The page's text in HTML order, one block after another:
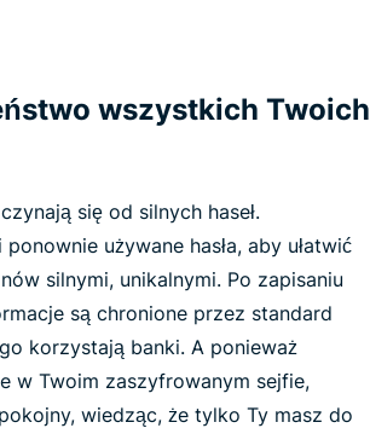
wszystkich Twoich
się od silnych haseł.
używane hasła, aby ułatwić
silnymi, unikalnymi. Po zapisaniu
są chronione przez standard
korzystają banki. A ponieważ
w Twoim zaszyfrowanym sejfie,
wiedząc, że tylko Ty masz do